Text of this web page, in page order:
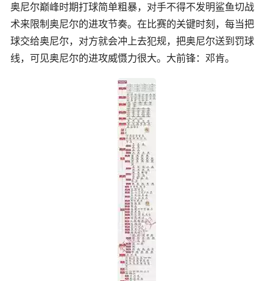
奥尼尔巅峰时期打球简单粗暴，对手不得不发明鲨鱼切战
术来限制奥尼尔的进攻节奏。在比赛的关键时刻，每当把
球交给奥尼尔，对方就会冲上去犯规，把奥尼尔送到罚球
线，可见奥尼尔的进攻威慑力很大。大前锋：邓肯。